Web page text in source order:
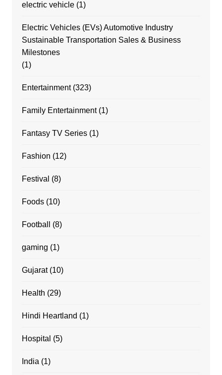
electric vehicle(1)
Electric Vehicles (EVs) Automotive Industry
Sustainable Transportation Sales & Business
Milestones
(1)
Entertainment(323)
Family Entertainment(1)
Fantasy TV Series(1)
Fashion (12)
Festival (8)
Foods(10)
Football (8)
gaming (1)
Gujarat(10)
Health (29)
Hindi Heartland (1)
Hospital (5)
India (1)